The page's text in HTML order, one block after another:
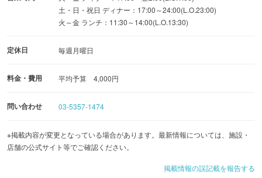
土・日・祝日 ディナー：17:00～24:00(L.O.23:00)
火～金 ランチ：11:30～14:00(L.O.13:30)
定休日 毎週月曜日
料金・費用 平均予算 4,000円
問い合わせ 03-5357-1474
※掲載内容が変更となっている場合があります。最新情報については、施設・
店舗の公式サイト等でご確認ください。
掲載情報の誤記載を報告する